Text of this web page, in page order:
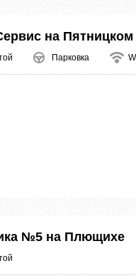
на
Парковка
№5 на Плющихе